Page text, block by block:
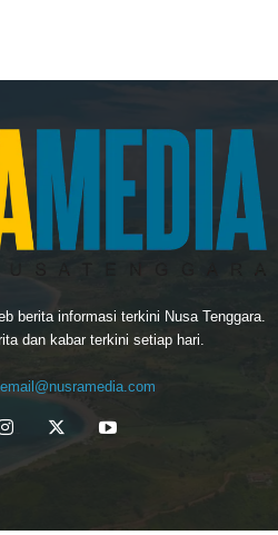
berita informasi terkini Nusa Tenggara.
dan kabar terkini setiap hari.
email@nusramedia.com